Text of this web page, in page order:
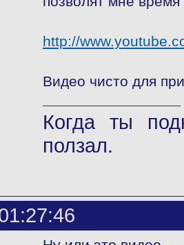
http://
Видео чисто для
Когда ты
ползал.